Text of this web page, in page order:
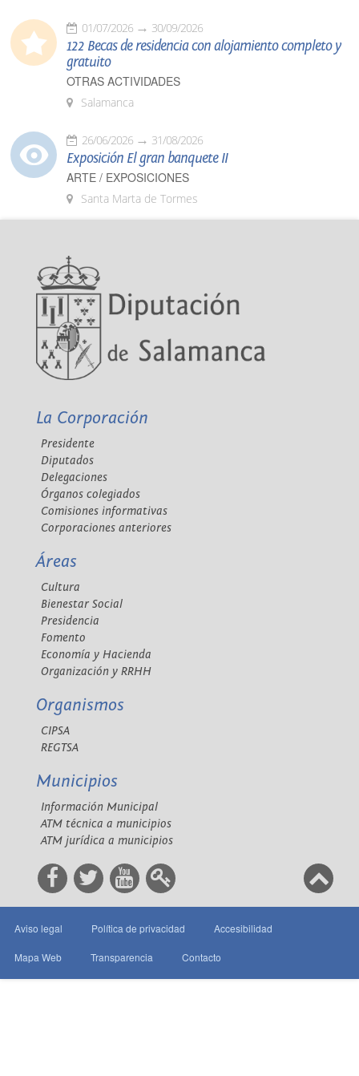
01/07/2026 30/09/2026
122 Becas de residencia con alojamiento completo y
gratuito
OTRAS ACTIVIDADES
Salamanca
26/06/2026 31/08/2026
Exposición El gran banquete II
ARTE / EXPOSICIONES
Santa Marta de Tormes
La Corporación
Presidente
Diputados
Delegaciones
Órganos colegiados
Comisiones informativas
Corporaciones anteriores
Áreas
Cultura
Bienestar Social
Presidencia
Fomento
Economía y Hacienda
Organización y RRHH
Organismos
CIPSA
REGTSA
Municipios
Información Municipal
ATM técnica a municipios
ATM jurídica a municipios
Aviso legal Política de privacidad Accesibilidad
Mapa Web Transparencia Contacto